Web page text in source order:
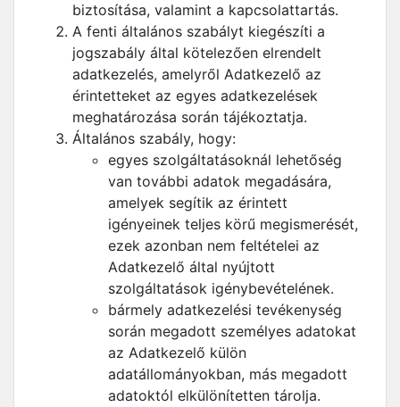
biztosítása, valamint a kapcsolattartás.
A fenti általános szabályt kiegészíti a
jogszabály által kötelezően elrendelt
adatkezelés, amelyről Adatkezelő az
érintetteket az egyes adatkezelések
meghatározása során tájékoztatja.
Általános szabály, hogy:
egyes szolgáltatásoknál lehetőség
van további adatok megadására,
amelyek segítik az érintett
igényeinek teljes körű megismerését,
ezek azonban nem feltételei az
Adatkezelő által nyújtott
szolgáltatások igénybevételének.
bármely adatkezelési tevékenység
során megadott személyes adatokat
az Adatkezelő külön
adatállományokban, más megadott
adatoktól elkülönítetten tárolja.